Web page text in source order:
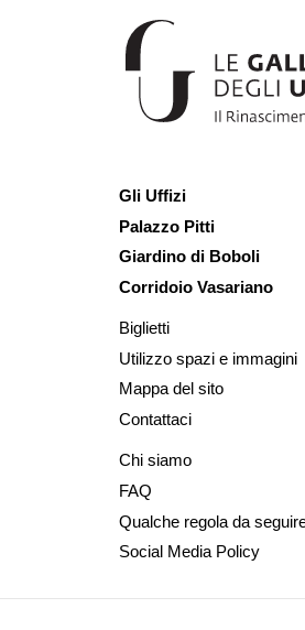
Gli Uffizi
Palazzo Pitti
Giardino di Boboli
Corridoio Vasariano
Biglietti
Utilizzo spazi e immagini
Mappa del sito
Contattaci
Chi siamo
FAQ
Qualche regola da
Social Media Policy